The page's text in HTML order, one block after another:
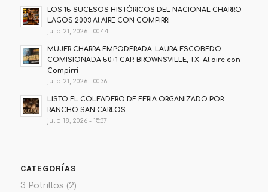
LOS 15 SUCESOS HISTÓRICOS DEL NACIONAL CHARRO
LAGOS 2003 Al AIRE CON COMPIRRI
julio 21, 2026 - 00:44
MUJER CHARRA EMPODERADA: LAURA ESCOBEDO
COMISIONADA 50+1 CAP. BROWNSVILLE, TX. Al aire con
Compirri
julio 21, 2026 - 00:36
LISTO EL COLEADERO DE FERIA ORGANIZADO POR
RANCHO SAN CARLOS
julio 18, 2026 - 15:37
CATEGORÍAS
3 Potrillos (2)